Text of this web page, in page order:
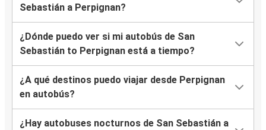
Sebastián a Perpignan?
¿Dónde puedo ver si mi autobús de San
Sebastián to Perpignan está a tiempo?
¿A qué destinos puedo viajar desde Perpignan
en autobús?
¿Hay autobuses nocturnos de San Sebastián a